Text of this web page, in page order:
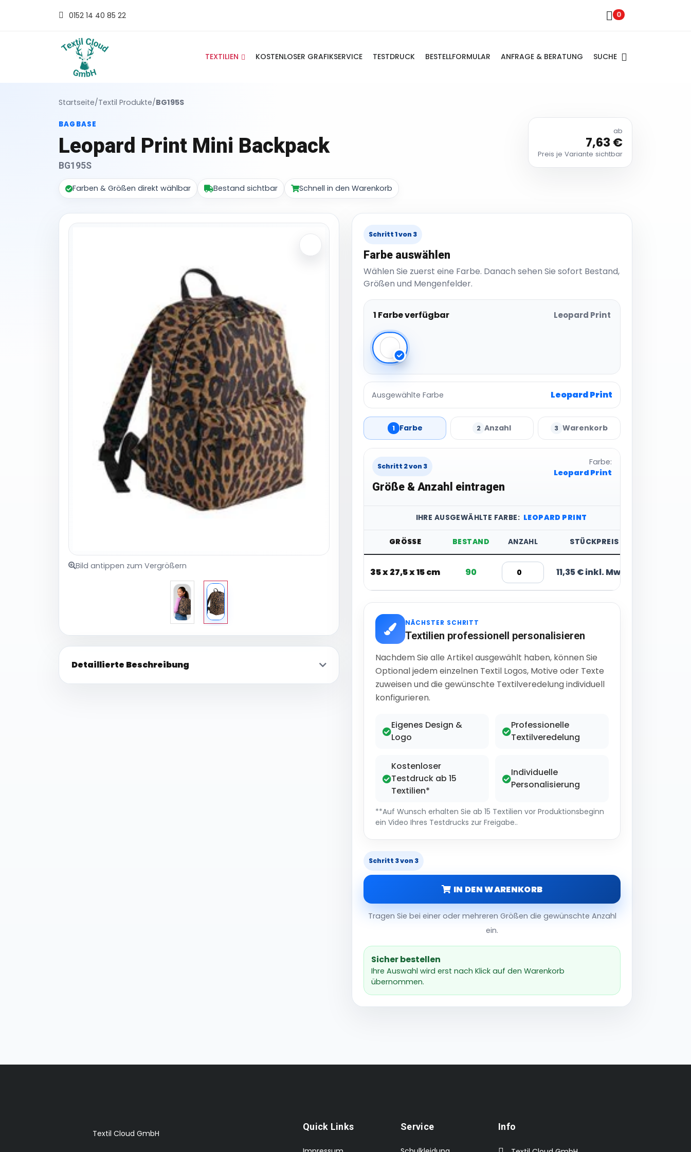
0152 14 40 85 22 0
TEXTILIEN KOSTENLOSER GRAFIKSERVICE TESTDRUCK BESTELLFORMULAR ANFRAGE & BERATUNG SUCHE
Startseite/Textil Produkte/BG195S
BAGBASE
Leopard Print Mini Backpack
BG195S
Farben & Größen direkt wählbar Bestand sichtbar Schnell in den Warenkorb
ab
7,63 €
Preis je Variante sichtbar
Bild antippen zum Vergrößern
Detaillierte Beschreibung
Schritt 1 von 3
Farbe auswählen
Wählen Sie zuerst eine Farbe. Danach sehen Sie sofort Bestand,
Größen und Mengenfelder.
1 Farbe verfügbar Leopard Print
Leopard Print
Ausgewählte Farbe Leopard Print
1 Farbe 2 Anzahl 3 Warenkorb
Schritt 2 von 3
Größe & Anzahl eintragen
Farbe:
Leopard Print
IHRE AUSGEWÄHLTE FARBE: LEOPARD PRINT
GRÖSSE BESTAND ANZAHL STÜCKPREIS
35 x 27,5 x 15 cm 90 11,35 € inkl. MwSt.
NÄCHSTER SCHRITT
Textilien professionell personalisieren
Nachdem Sie alle Artikel ausgewählt haben, können Sie
Optional jedem einzelnen Textil Logos, Motive oder Texte
zuweisen und die gewünschte Textilveredelung individuell
konfigurieren.
Eigenes Design &
Logo
Professionelle
Textilveredelung
Kostenloser
Testdruck ab 15
Textilien*
Individuelle
Personalisierung
**Auf Wunsch erhalten Sie ab 15 Textilien vor Produktionsbeginn
ein Video Ihres Testdrucks zur Freigabe..
Schritt 3 von 3
IN DEN WARENKORB
Tragen Sie bei einer oder mehreren Größen die gewünschte Anzahl
ein.
Sicher bestellen
Ihre Auswahl wird erst nach Klick auf den Warenkorb
übernommen.
Textil Cloud GmbH
Quick Links Service Info